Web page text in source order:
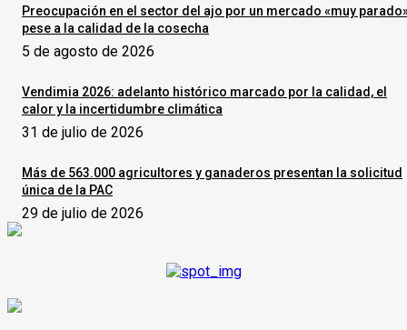
Preocupación en el sector del ajo por un mercado «muy
pese a la calidad de la cosecha
5 de agosto de 2026
Vendimia 2026: adelanto histórico marcado por la calidad, el
calor y la incertidumbre climática
31 de julio de 2026
Más de 563.000 agricultores y ganaderos presentan la solicitud
única de la PAC
29 de julio de 2026